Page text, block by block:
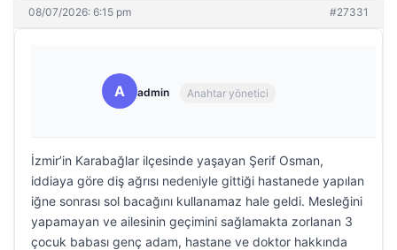
08/07/2026: 6:15 pm #27331
A admin Anahtar yönetici
İzmir’in Karabağlar ilçesinde yaşayan Şerif Osman,
iddiaya göre diş ağrısı nedeniyle gittiği hastanede yapılan
iğne sonrası sol bacağını kullanamaz hale geldi. Mesleğini
yapamayan ve ailesinin geçimini sağlamakta zorlanan 3
çocuk babası genç adam, hastane ve doktor hakkında